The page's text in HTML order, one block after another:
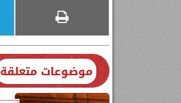
موضوعات متعلقة